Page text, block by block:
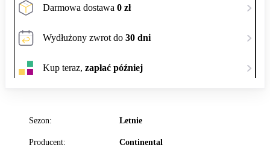
Sezon: Letnie
Producent: Continental
Darmowa dostawa 0 zł
Wydłużony zwrot do 30 dni
Kup teraz, zapłać później